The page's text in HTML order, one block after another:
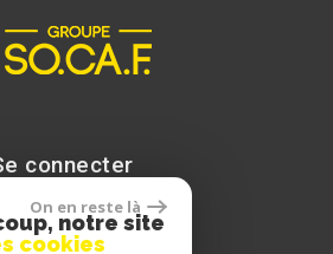
connecter
On en reste là
notre site
cookies